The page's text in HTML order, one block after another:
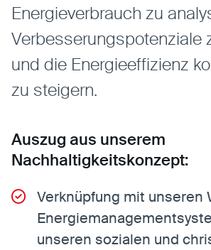
Energieverbrauch zu
Verbesserungspotenziale
und die Energieeffizienz
zu steigern.
Auszug aus unserem
Nachhaltigkeitskonzept:
Verknüpfung mit unseren
unseren sozialen und
Statistiken
Statistiken-Cookies erfassen
anonym. Diese Informationen
verstehen, wie unsere Besucher
nutzen.